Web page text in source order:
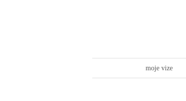
moje vize